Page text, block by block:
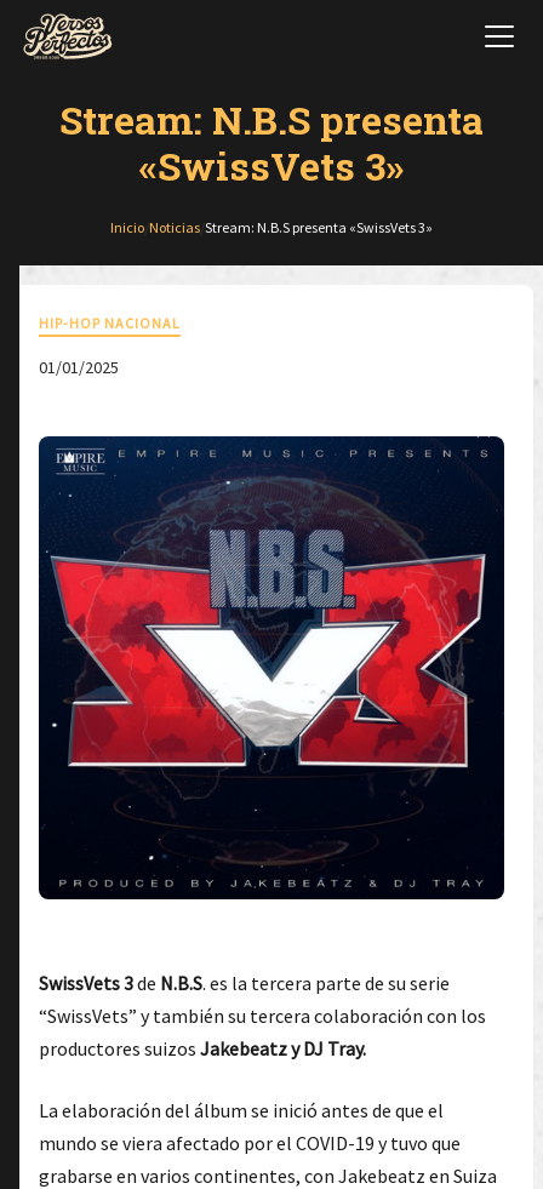
Stream: N.B.S presenta
«SwissVets 3»
Inicio Noticias Stream: N.B.S presenta «SwissVets 3»
HIP-HOP NACIONAL
01/01/2025
SwissVets 3de N.B.S. es la tercera parte de su serie
“SwissVets” y también su tercera colaboración con los
productores suizos Jakebeatz y DJ Tray.
La elaboración del álbum se inició antes de que el
mundo se viera afectado por el COVID-19 y tuvo que
grabarse en varios continentes, con Jakebeatz en Suiza